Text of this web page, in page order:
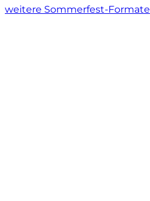
weitere Sommerfest-Formate